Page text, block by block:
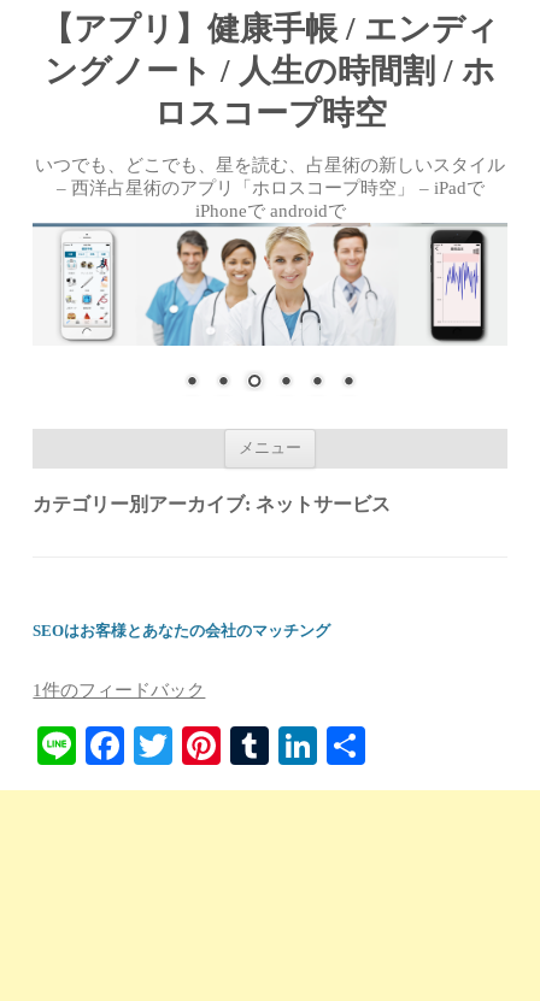
【アプリ】健康手帳 / エンディ
ングノート / 人生の時間割 / ホ
ロスコープ時空
いつでも、どこでも、星を読む、占星術の新しいスタイル
– 西洋占星術のアプリ「ホロスコープ時空」 – iPadで
iPhoneで androidで
メニュー
カテゴリー別アーカイブ:ネットサービス
SEOはお客様とあなたの会社のマッチング
1件のフィードバック
Li
ne
Fa
ce
T
wi
Pi
nt
T
u
Li
nk 有